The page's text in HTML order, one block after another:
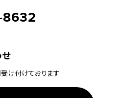
け付けております